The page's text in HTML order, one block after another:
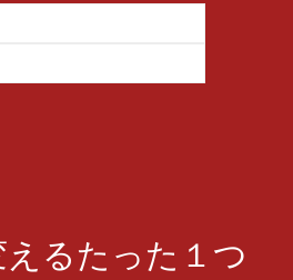
えるたった１つ